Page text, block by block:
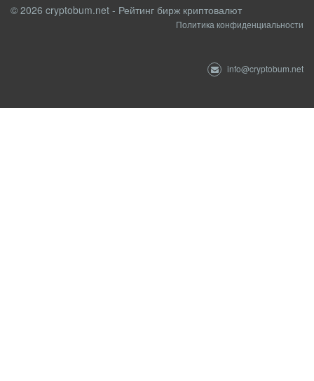
© 2026 cryptobum.net - Рейтинг бирж криптовалют
Политика конфиденциальности
info@cryptobum.net